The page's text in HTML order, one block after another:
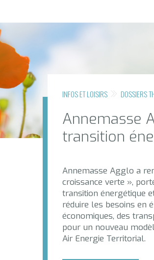
INFOS ET LOISIRS DOSSIERS
Annemasse
transition
Annemasse Agglo a
croissance verte »,
transition énergétique
réduire les besoins en
économiques, des
pour un nouveau
Air Energie Territorial.